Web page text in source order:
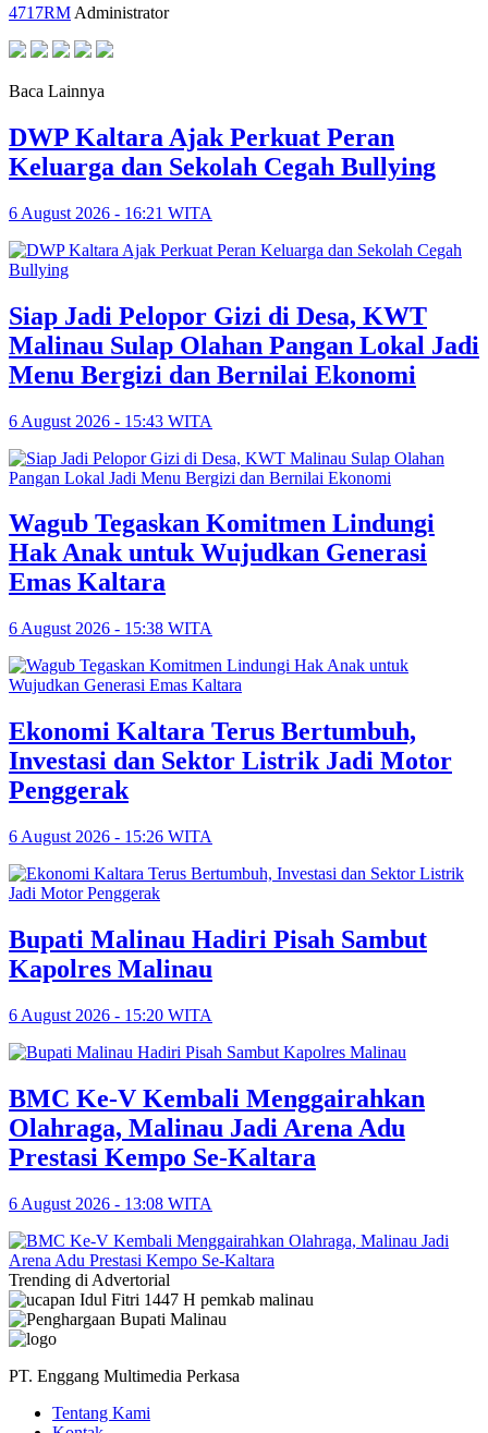
4717RM Administrator
Baca Lainnya
DWP Kaltara Ajak Perkuat Peran
Keluarga dan Sekolah Cegah Bullying
6 August 2026 - 16:21 WITA
Siap Jadi Pelopor Gizi di Desa, KWT
Malinau Sulap Olahan Pangan Lokal Jadi
Menu Bergizi dan Bernilai Ekonomi
6 August 2026 - 15:43 WITA
Wagub Tegaskan Komitmen Lindungi
Hak Anak untuk Wujudkan Generasi
Emas Kaltara
6 August 2026 - 15:38 WITA
Ekonomi Kaltara Terus Bertumbuh,
Investasi dan Sektor Listrik Jadi Motor
Penggerak
6 August 2026 - 15:26 WITA
Bupati Malinau Hadiri Pisah Sambut
Kapolres Malinau
6 August 2026 - 15:20 WITA
BMC Ke-V Kembali Menggairahkan
Olahraga, Malinau Jadi Arena Adu
Prestasi Kempo Se-Kaltara
6 August 2026 - 13:08 WITA
Trending di Advertorial
PT. Enggang Multimedia Perkasa
Tentang Kami